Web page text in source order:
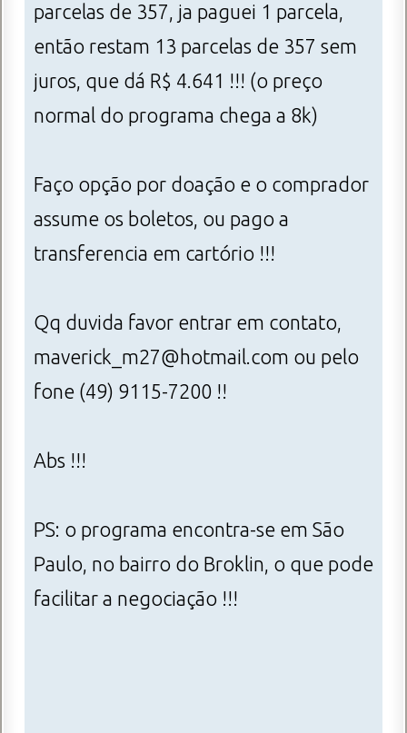
parcelas de 357, ja paguei 1 parcela,
então restam 13 parcelas de 357 sem
juros, que dá R$ 4.641 !!! (o preço
normal do programa chega a 8k)
Faço opção por doação e o comprador
assume os boletos, ou pago a
transferencia em cartório !!!
Qq duvida favor entrar em contato,
maverick_m27@hotmail.com ou pelo
fone (49) 9115-7200 !!
Abs !!!
PS: o programa encontra-se em São
Paulo, no bairro do Broklin, o que pode
facilitar a negociação !!!